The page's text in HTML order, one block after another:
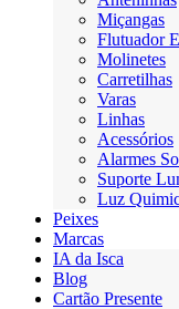
Miçangas
Flutuador
Molinetes
Carretilhas
Varas
Linhas
Acessórios
Alarmes
Suporte
Luz
Peixes
Marcas
IA da Isca
Blog
Cartão Presente